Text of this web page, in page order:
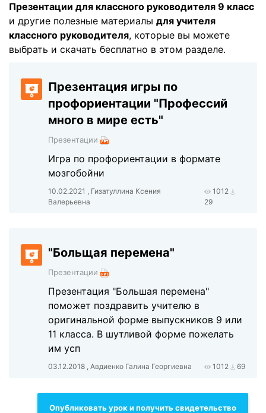
Презентации для классного руководителя 9 класс
и другие полезные материалы для учителя
классного руководителя, которые вы можете
выбрать и скачать бесплатно в этом разделе.
Презентация игры по
профориентации "Профессий
много в мире есть"
Презентации
Игра по профориентации в формате
мозгобойни
10.02.2021 , Гизатуллина Ксения
Валерьевна
1012
29
"Больщая перемена"
Презентации
Презентация "Большая перемена"
поможет поздравить учителю в
оригинальной форме выпускников 9 или
11 класса. В шутливой форме пожелать
им усп
03.12.2018 , Авдиенко Галина Георгиевна 1012 69
Опубликовать урок и получить свидетельство